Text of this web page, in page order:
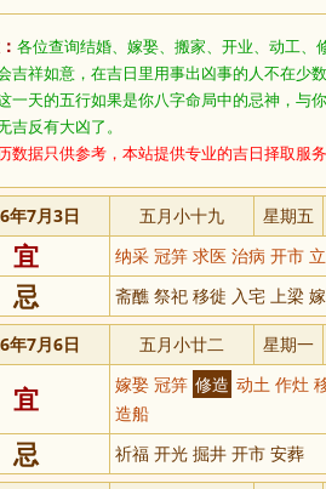
各位查询结婚、嫁娶、搬家、开业、动工、
吉祥如意，在吉日里用事出凶事的人不在少
一天的五行如果是你八字命局中的忌神，与
吉反有大凶了。
数据只供参考，本站提供专业的吉日择取服务
年7月3日 五月小十九 星期五
宜 纳采 冠笄 求医 治病 开市
忌 斋醮 祭祀 移徙 入宅 上梁
年7月6日 五月小廿二 星期一
宜 嫁娶 冠笄 修造 动土 作灶
造船
忌 祈福 开光 掘井 开市 安葬